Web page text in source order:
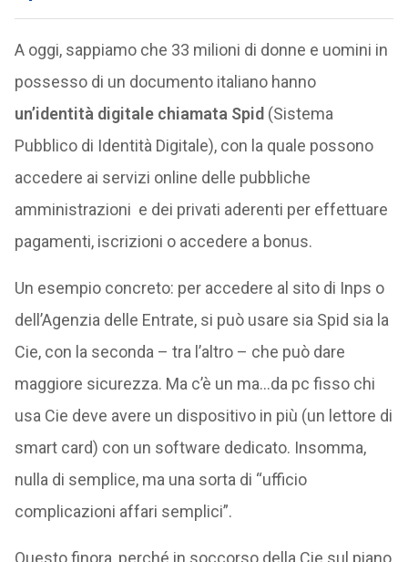
A oggi, sappiamo che 33 milioni di donne e uomini in
possesso di un documento italiano hanno
un’identità digitale chiamata Spid (Sistema
Pubblico di Identità Digitale), con la quale possono
accedere ai servizi online delle pubbliche
amministrazioni e dei privati aderenti per effettuare
pagamenti, iscrizioni o accedere a bonus.
Un esempio concreto: per accedere al sito di Inps o
dell’Agenzia delle Entrate, si può usare sia Spid sia la
Cie, con la seconda – tra l’altro – che può dare
maggiore sicurezza. Ma c’è un ma…da pc fisso chi
usa Cie deve avere un dispositivo in più (un lettore di
smart card) con un software dedicato. Insomma,
nulla di semplice, ma una sorta di “ufficio
complicazioni affari semplici”.
Questo finora, perché in soccorso della Cie sul piano